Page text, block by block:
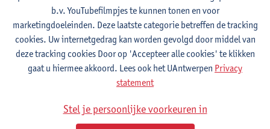
personeelsleden en studenten, alsook bij de alumni in de smaak.
De blikvanger was dan toch wel de pamperpaal, waar je iemand
kon uitdagen om zo snel mogelijk tot boven te geraken. Kortom,
het was een extra geslaagde editie van het afstudeerevent. Zien
wij jullie volgend jaar weer?
Bekijk hier de foto's!
b.v. YouTubefilmpjes te kunnen tonen en voor
marketingdoeleinden. Deze laatste categorie betreffen de tracking
cookies. Uw internetgedrag kan worden gevolgd door middel van
deze tracking cookies Door op 'Accepteer alle cookies' te klikken
gaat u hiermee akkoord. Lees ook het UAntwerpen Privacy
statement
Stel je persoonlijke voorkeuren in